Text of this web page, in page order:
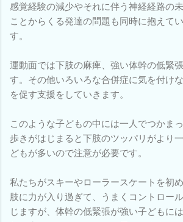
感覚経験の減少やそれに伴う神経経路の
ことからくる発達の問題も同時に抱えて
す。
運動面では下肢の麻痺、強い体幹の低緊
す。その他いろいろな合併症に気を付け
を促す支援をしていきます。
このような子どもの中には一人でつかま
歩きがはじまると下肢のツッパリがより
どもが多いので注意が必要です。
私たちがスキーやローラースケートを初
肢に力が入り過ぎて、うまくコントロー
じますが、体幹の低緊張が強い子どもに